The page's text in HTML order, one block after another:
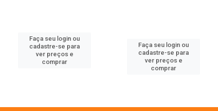
Faça seu login ou
cadastre-se para
ver preços e
comprar
Faça seu login ou
cadastre-se para
ver preços e
comprar